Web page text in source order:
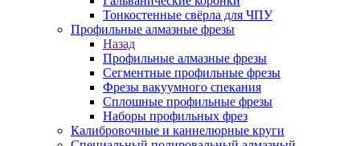
Тонкостенные свёрла для ЧПУ
Профильные алмазные фрезы
Назад
Профильные алмазные фрезы
Сегментные профильные фрезы
Фрезы вакуумного спекания
Сплошные профильные фрезы
Наборы профильных фрез
Калибровочные и каннелюрные круги